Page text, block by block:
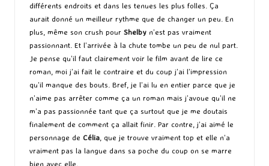
différents endroits et dans les tenues les plus folles. Ça
aurait donné un meilleur rythme que de changer un peu. En
plus, même son crush pour Shelby n’est pas vraiment
passionnant. Et l’arrivée à la chute tombe un peu de nul part.
Je pense qu’il faut clairement voir le film avant de lire ce
roman, moi j’ai fait le contraire et du coup j’ai l’impression
qu’il manque des bouts. Bref, je l’ai lu en entier parce que je
n’aime pas arrêter comme ça un roman mais j’avoue qu’il ne
m’a pas passionnée tant que ça surtout que je me doutais
finalement de comment ça allait finir. Par contre, j’ai aimé le
personnage de Célia, que je trouve vraiment top et elle n’a
vraiment pas la langue dans sa poche du coup on se marre
bien avec elle.